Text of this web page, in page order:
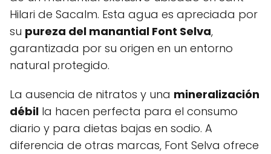
Hilari de Sacalm. Esta agua es apreciada por
su pureza del manantial Font Selva,
garantizada por su origen en un entorno
natural protegido.
La ausencia de nitratos y una mineralización
débil la hacen perfecta para el consumo
diario y para dietas bajas en sodio. A
diferencia de otras marcas, Font Selva ofrece